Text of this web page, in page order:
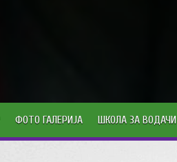
ФОТО ГАЛЕРИЈА ШКОЛА ЗА ВОДАЧИ